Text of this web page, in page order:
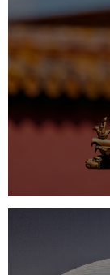
文化艺术
景区网站建